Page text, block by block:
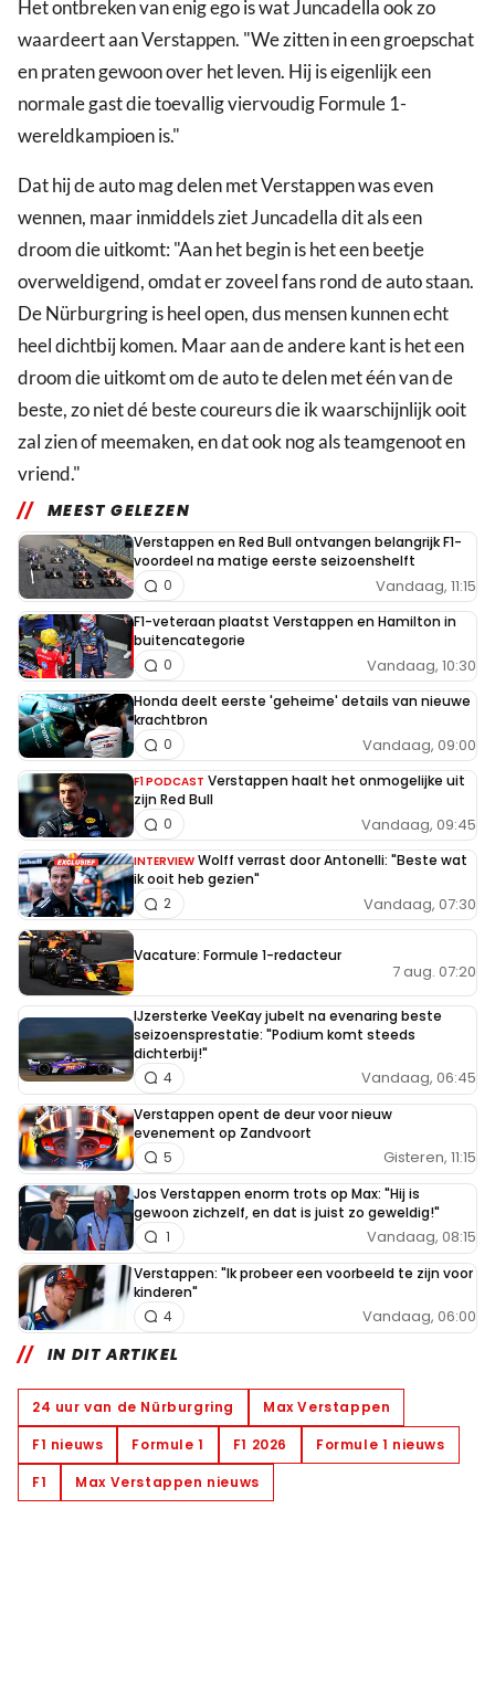
Het ontbreken van enig ego is wat Juncadella ook zo
waardeert aan Verstappen. "We zitten in een groepschat
en praten gewoon over het leven. Hij is eigenlijk een
normale gast die toevallig viervoudig Formule 1-
wereldkampioen is."
Dat hij de auto mag delen met Verstappen was even
wennen, maar inmiddels ziet Juncadella dit als een
droom die uitkomt: "Aan het begin is het een beetje
overweldigend, omdat er zoveel fans rond de auto staan.
De Nürburgring is heel open, dus mensen kunnen echt
heel dichtbij komen. Maar aan de andere kant is het een
droom die uitkomt om de auto te delen met één van de
beste, zo niet dé beste coureurs die ik waarschijnlijk ooit
zal zien of meemaken, en dat ook nog als teamgenoot en
vriend."
MEEST GELEZEN
Verstappen en Red Bull ontvangen belangrijk F1-
voordeel na matige eerste seizoenshelft
Vandaag, 11:15
0
F1-veteraan plaatst Verstappen en Hamilton in
buitencategorie
Vandaag, 10:30
0
Honda deelt eerste 'geheime' details van nieuwe
krachtbron
Vandaag, 09:00
0
F1 PODCAST Verstappen haalt het onmogelijke uit
zijn Red Bull
Vandaag, 09:45
0
INTERVIEW Wolff verrast door Antonelli: "Beste wat
ik ooit heb gezien"
Vandaag, 07:30
2
Vacature: Formule 1-redacteur
7 aug. 07:20
IJzersterke VeeKay jubelt na evenaring beste
seizoensprestatie: "Podium komt steeds
dichterbij!"
Vandaag, 06:45
4
Verstappen opent de deur voor nieuw
evenement op Zandvoort
Gisteren, 11:15
5
Jos Verstappen enorm trots op Max: "Hij is
gewoon zichzelf, en dat is juist zo geweldig!"
Vandaag, 08:15
1
Verstappen: "Ik probeer een voorbeeld te zijn voor
kinderen"
Vandaag, 06:00
4
IN DIT ARTIKEL
24 uur van de Nürburgring
Max Verstappen
F1 nieuws
Formule 1 F1 2026
Formule 1 nieuws
F1
Max Verstappen nieuws